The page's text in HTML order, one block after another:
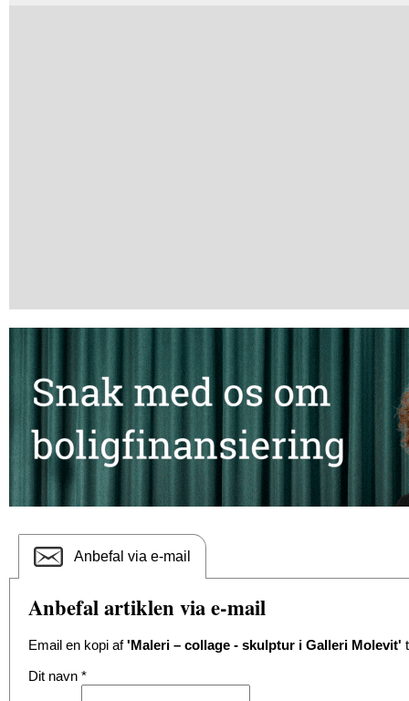
Anbefal via e-mail
Anbefal artiklen via e-mail
Email en kopi af'Maleri – collage - skulptur i Galleri Molevit'
Dit navn *